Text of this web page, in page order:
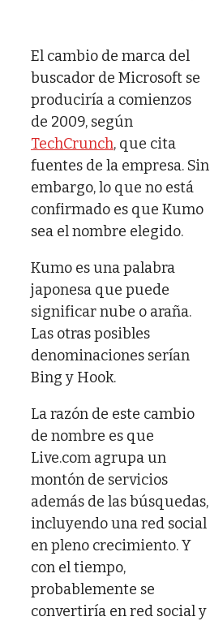
El cambio de marca del
buscador de Microsoft se
produciría a comienzos
de 2009, según
TechCrunch, que cita
fuentes de la empresa. Sin
embargo, lo que no está
confirmado es que Kumo
sea el nombre elegido.
Kumo es una palabra
japonesa que puede
significar nube o araña.
Las otras posibles
denominaciones serían
Bing y Hook.
La razón de este cambio
de nombre es que
Live.com agrupa un
montón de servicios
además de las búsquedas,
incluyendo una red social
en pleno crecimiento. Y
con el tiempo,
probablemente se
convertiría en red social y